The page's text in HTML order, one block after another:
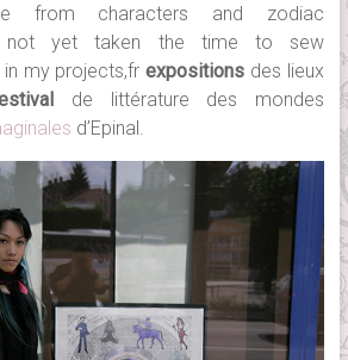
from characters and zodiac
not yet taken the time to sew
in my projects,frexpositions des lieux
de littérature des mondes
d’Epinal.